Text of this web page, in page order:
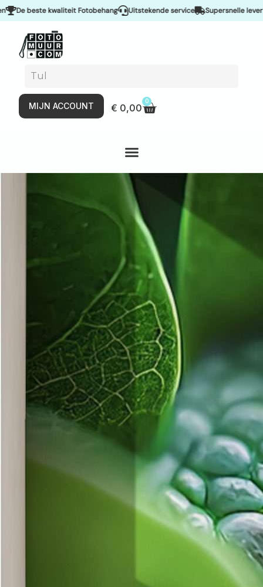
beste kwaliteit Fotobehang Uitstekende service Supersnelle levering &
MIJN ACCOUNT € 0,00
0